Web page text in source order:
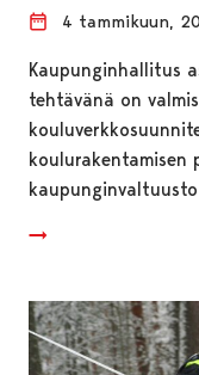
4 tammikuun,
Kaupunginhallitus
tehtävänä on
koulurakentamisen